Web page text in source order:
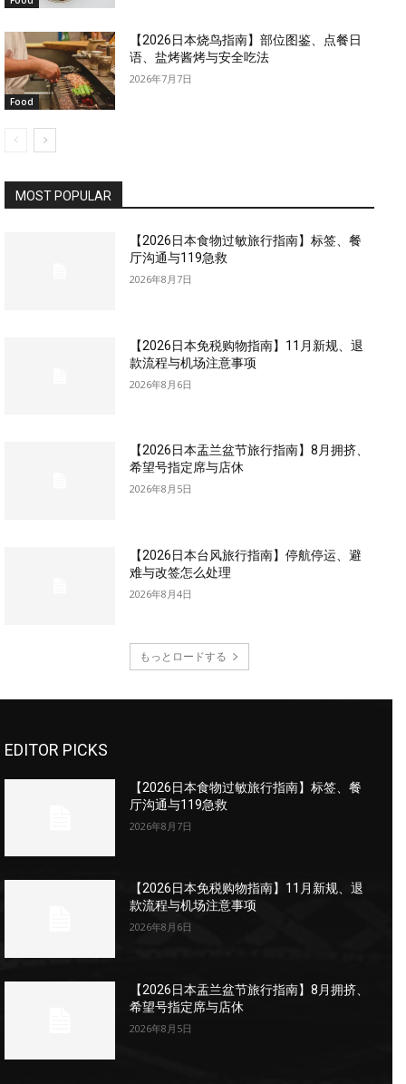
Food
【2026日本烧鸟指南】部位图鉴、点餐日
语、盐烤酱烤与安全吃法
2026年7月7日
MOST POPULAR
【2026日本食物过敏旅行指南】标签、餐
厅沟通与119急救
2026年8月7日
【2026日本免税购物指南】11月新规、退
款流程与机场注意事项
2026年8月6日
【2026日本盂兰盆节旅行指南】8月拥挤、
希望号指定席与店休
2026年8月5日
【2026日本台风旅行指南】停航停运、避
难与改签怎么处理
2026年8月4日
もっとロードする
EDITOR PICKS
【2026日本食物过敏旅行指南】标签、餐
厅沟通与119急救
2026年8月7日
【2026日本免税购物指南】11月新规、退
款流程与机场注意事项
2026年8月6日
【2026日本盂兰盆节旅行指南】8月拥挤、
希望号指定席与店休
2026年8月5日